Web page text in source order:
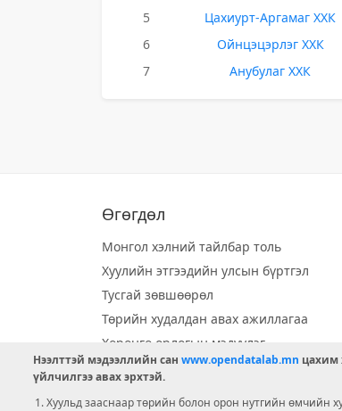
5
Цахиурт-Аргамаг ХХК
6
Ойнцэцэрлэг ХХК
7
Анубулаг ХХК
Өгөгдөл
Монгол хэлний тайлбар толь
Хуулийн этгээдийн улсын бүртгэл
Тусгай зөвшөөрөл
Төрийн худалдан авах ажиллагаа
Хөрөнгө орлогын мэдүүлэг
Орон нутгийн хөгжлийн сан
Нээлттэй мэдээллийн сан www.opendatalab.mn цахим
үйлчилгээ авах эрхтэй.
Хуульд зааснаар төрийн болон орон нутгийн өмчийн